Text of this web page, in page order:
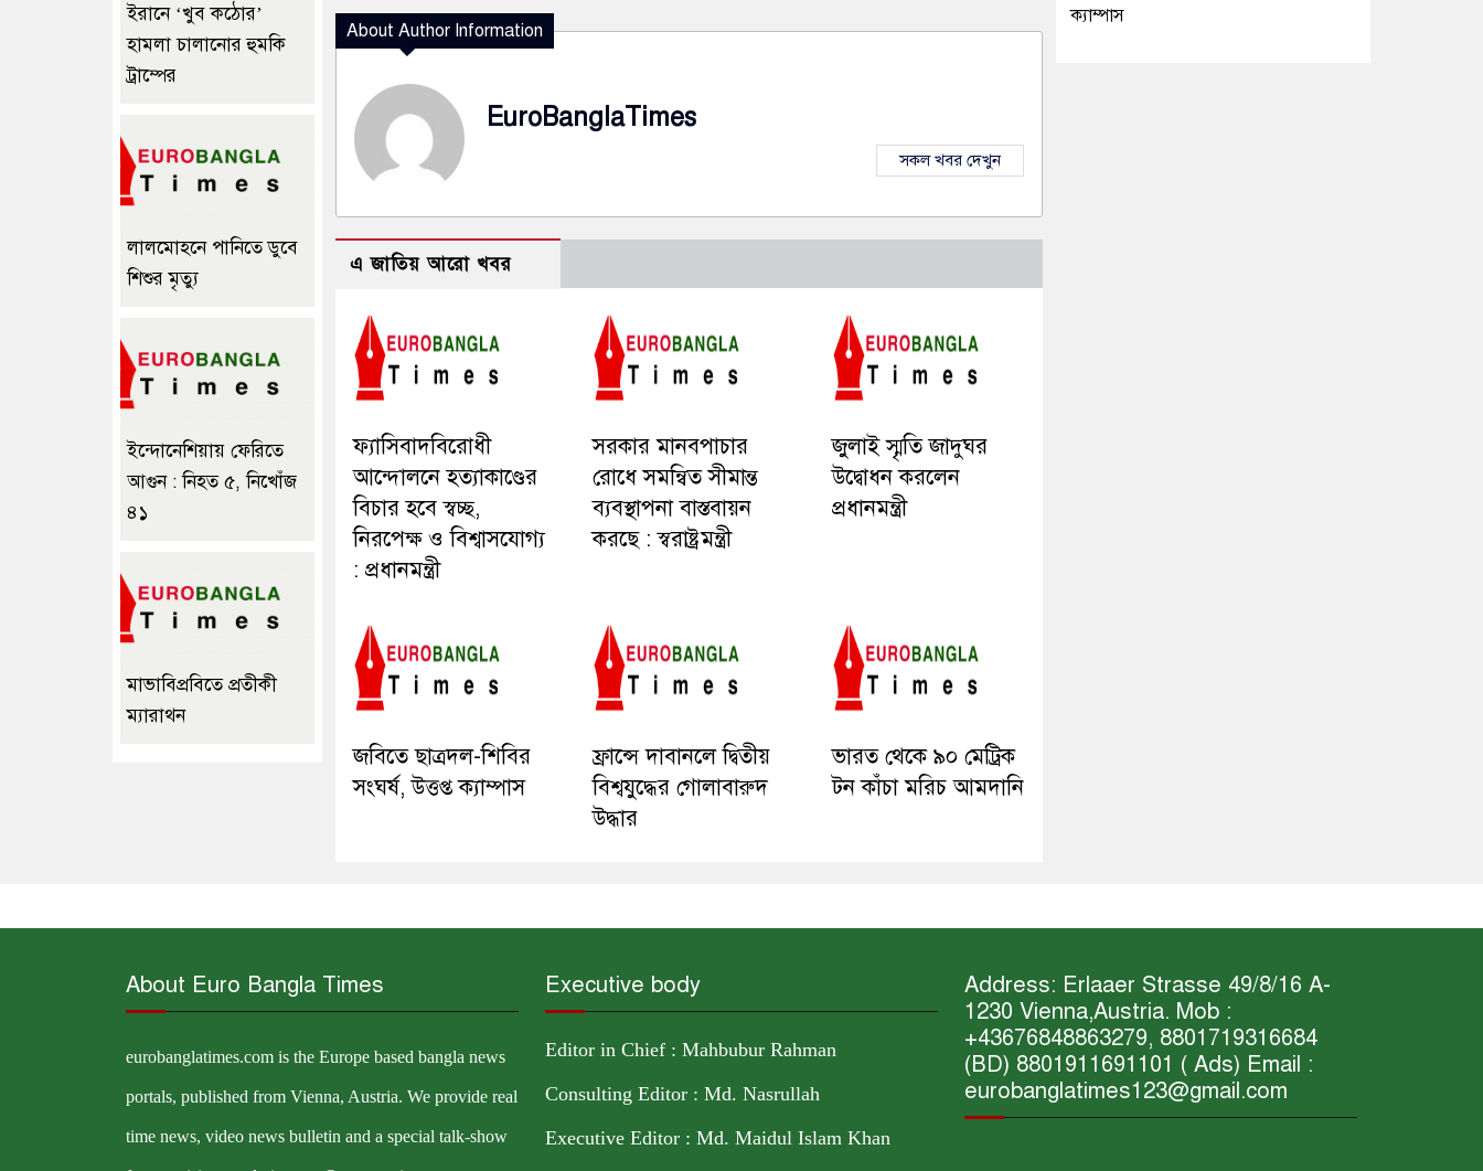
About Author Information
EuroBanglaTimes
সকল খবর দেখুন
এ জাতিয় আরো খবর
ফ্যাসিবাদবিরোধী
আন্দোলনে হত্যাকাণ্ডের
বিচার হবে স্বচ্ছ,
নিরপেক্ষ ও বিশ্বাসযোগ্য
: প্রধানমন্ত্রী
সরকার মানবপাচার
রোধে সমন্বিত সীমান্ত
ব্যবস্থাপনা বাস্তবায়ন
করছে : স্বরাষ্ট্রমন্ত্রী
জুলাই স্মৃতি জাদুঘর
উদ্বোধন করলেন
প্রধানমন্ত্রী
জবিতে ছাত্রদল-শিবির
সংঘর্ষ, উত্তপ্ত ক্যাম্পাস
ফ্রান্সে দাবানলে দ্বিতীয়
বিশ্বযুদ্ধের গোলাবারুদ
উদ্ধার
ভারত থেকে ৯০ মেট্রিক
টন কাঁচা মরিচ আমদানি
ইরানে ‘খুব কঠোর’
হামলা চালানোর হুমকি
ট্রাম্পের
লালমোহনে পানিতে ডুবে
শিশুর মৃত্যু
ইন্দোনেশিয়ায় ফেরিতে
আগুন : নিহত ৫, নিখোঁজ
৪১
মাভাবিপ্রবিতে প্রতীকী
ম্যারাথন ‎
ক্যাম্পাস
About Euro Bangla Times
eurobanglatimes.com is the Europe based bangla news
portals, published from Vienna, Austria. We provide real
time news, video news bulletin and a special talk-show
Executive body
Editor in Chief : Mahbubur Rahman
Consulting Editor : Md. Nasrullah
Executive Editor : Md. Maidul Islam Khan
Address: Erlaaer Strasse 49/8/16 A-
1230 Vienna,Austria. Mob :
+43676848863279, 8801719316684
(BD) 8801911691101 ( Ads) Email :
eurobanglatimes123@gmail.com